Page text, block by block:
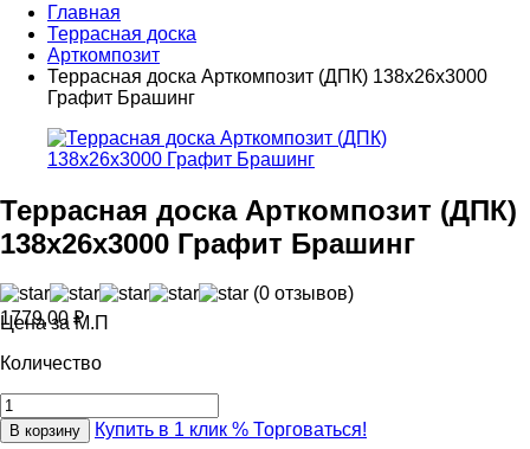
Главная
Террасная доска
Арткомпозит
Террасная доска Арткомпозит (ДПК) 138х26х3000
Графит Брашинг
Террасная доска Арткомпозит (ДПК)
138х26х3000 Графит Брашинг
(0 отзывов)
1779,00 ₽
Цена за М.П
Количество
В корзину Купить в 1 клик % Торговаться!